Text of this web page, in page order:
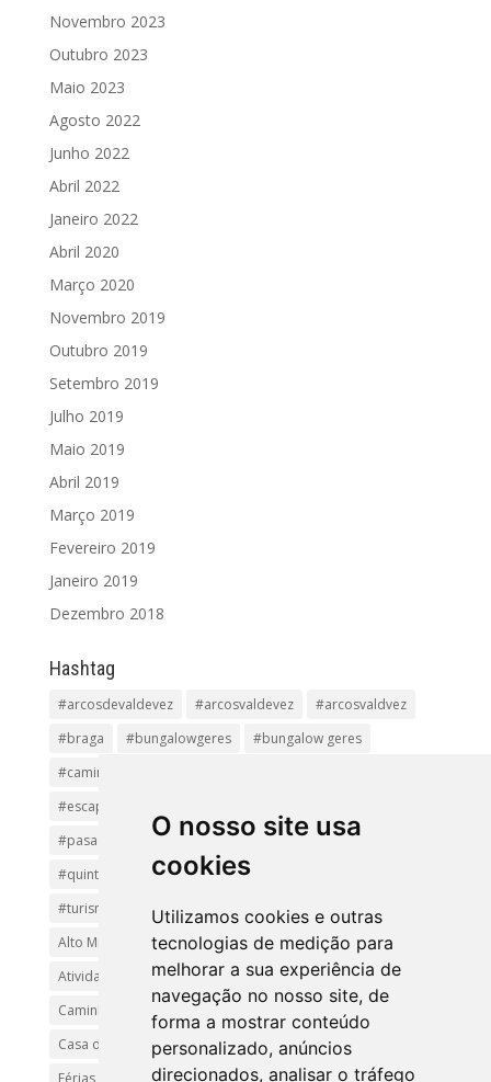
O nosso site usa
cookies
Utilizamos cookies e outras
tecnologias de medição para
melhorar a sua experiência de
navegação no nosso site, de
forma a mostrar conteúdo
personalizado, anúncios
direcionados, analisar o tráfego
Novembro 2023
Outubro 2023
Maio 2023
Agosto 2022
Junho 2022
Abril 2022
Janeiro 2022
Abril 2020
Março 2020
Novembro 2019
Outubro 2019
Setembro 2019
Julho 2019
Maio 2019
Abril 2019
Março 2019
Fevereiro 2019
Janeiro 2019
Dezembro 2018
Hashtag
#arcosdevaldevez #arcosvaldevez
#arcosvaldvez
#braga
#bungalowgeres
#bungalow geres
#caminhadas
#escapadinha
#pasadiços
#passadiçosdovez
#penedageres
#quintalamosa
#religião
#turismoreligioso
#turismorural
#vianadocastelo
Alto Minho
Arcos de Valdevez.
Arcos Valdevez
Atividades e Passeios
aventura
Caminhadas e Passeio
Caminho de Santiago
Caminho Minhoto Ribeiro
Casa da Arvore
casa de feria geres
ferias
Férias Geres
Minho Parque Nacional da Peneda-Gerês